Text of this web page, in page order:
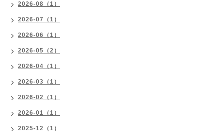
2026-08（1）
2026-07（1）
2026-06（1）
2026-05（2）
2026-04（1）
2026-03（1）
2026-02（1）
2026-01（1）
2025-12（1）